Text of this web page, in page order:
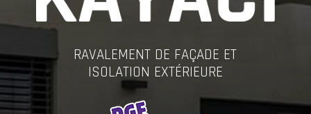
RAVALEMENT DE FAÇADE ET
ISOLATION EXTÉRIEURE